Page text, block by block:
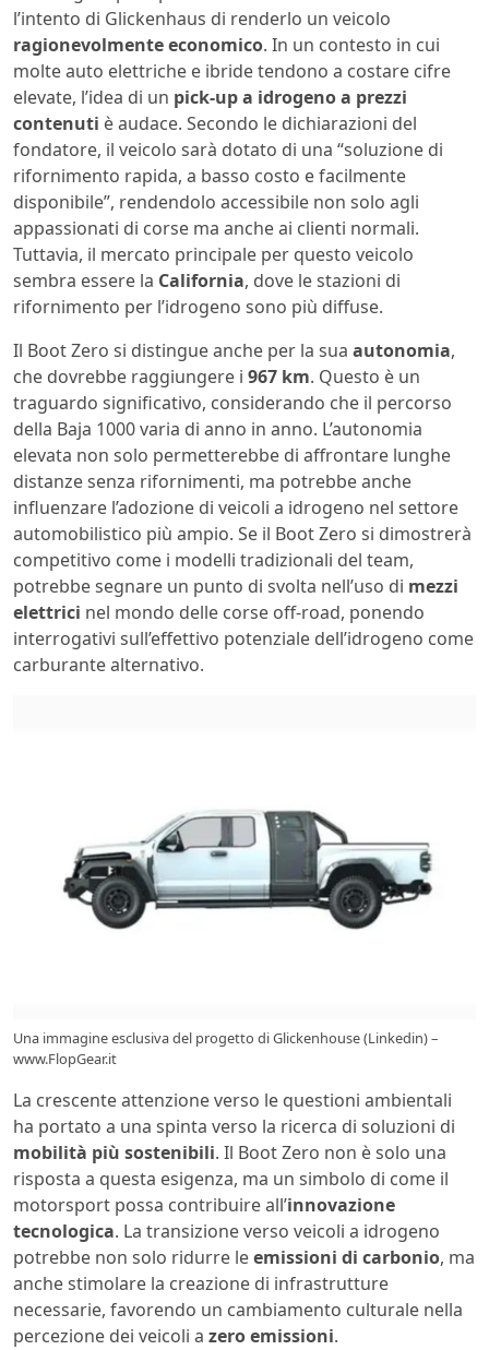
l’intento di Glickenhaus di renderlo un veicolo
ragionevolmente economico. In un contesto in cui
molte auto elettriche e ibride tendono a costare cifre
elevate, l’idea di un pick-up a idrogeno a prezzi
contenuti è audace. Secondo le dichiarazioni del
fondatore, il veicolo sarà dotato di una “soluzione di
rifornimento rapida, a basso costo e facilmente
disponibile”, rendendolo accessibile non solo agli
appassionati di corse ma anche ai clienti normali.
Tuttavia, il mercato principale per questo veicolo
sembra essere la California, dove le stazioni di
rifornimento per l’idrogeno sono più diffuse.
Il Boot Zero si distingue anche per la sua autonomia,
che dovrebbe raggiungere i 967 km. Questo è un
traguardo significativo, considerando che il percorso
della Baja 1000 varia di anno in anno. L’autonomia
elevata non solo permetterebbe di affrontare lunghe
distanze senza rifornimenti, ma potrebbe anche
influenzare l’adozione di veicoli a idrogeno nel settore
automobilistico più ampio. Se il Boot Zero si dimostrerà
competitivo come i modelli tradizionali del team,
potrebbe segnare un punto di svolta nell’uso di mezzi
elettrici nel mondo delle corse off-road, ponendo
interrogativi sull’effettivo potenziale dell’idrogeno come
carburante alternativo.
Una immagine esclusiva del progetto di Glickenhouse (Linkedin) –
www.FlopGear.it
La crescente attenzione verso le questioni ambientali
ha portato a una spinta verso la ricerca di soluzioni di
mobilità più sostenibili. Il Boot Zero non è solo una
risposta a questa esigenza, ma un simbolo di come il
motorsport possa contribuire all’innovazione
tecnologica. La transizione verso veicoli a idrogeno
potrebbe non solo ridurre leemissioni di carbonio, ma
anche stimolare la creazione di infrastrutture
necessarie, favorendo un cambiamento culturale nella
percezione dei veicoli a zero emissioni.